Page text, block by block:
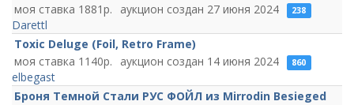
1881
27 июня 2024 238
Darettl
Toxic Deluge (Foil, Retro Frame)
1140
14 июня 2024 860
elbegast
Броня Темной Стали РУС ФОЙЛ из Mirrodin Besieged